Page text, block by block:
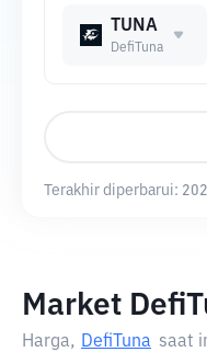
TUNA
DefiTuna
Terakhir diperbarui:
Market
Harga, DefiTuna saat